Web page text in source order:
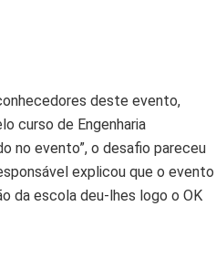
deste evento,
curso de Engenharia
no evento”, o desafio pareceu
explicou que o evento
da escola deu-lhes logo o OK